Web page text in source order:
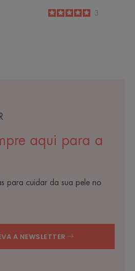
5
/
5
3
aqui para a
para cuidar da sua pele no
A NEWSLETTER